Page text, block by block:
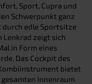
Sport, Cupra und
Schwerpunkt ganz
edle Sportsitze
Lenkrad zeigt sich
in Form eines
Das Cockpit des
bietet
gesamten Innenraum